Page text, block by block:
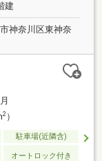
建
神奈川区東神奈
2）
駐車場(近隣含)
オートロック付き